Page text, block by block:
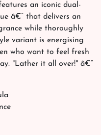
an iconic dual-
â€” that delivers an
while thoroughly
variant is energising
who want to feel fresh
"Lather it all over!" â€”